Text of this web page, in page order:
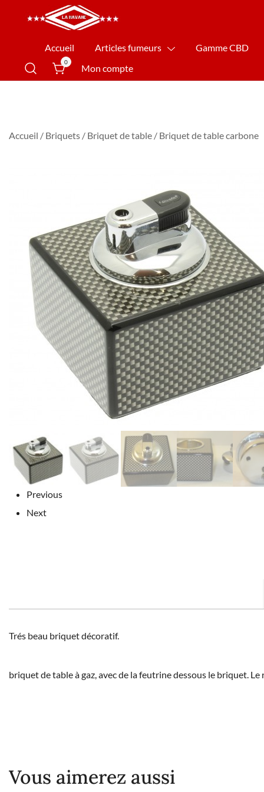
La Havane Nîmes
Accueil Articles fumeurs Gamme CBD
0
Mon compte
Accueil / Briquets / Briquet de table / Briquet de table carbone
Previous
Next
Trés beau briquet décoratif.
briquet de table à gaz, avec de la feutrine dessous le briquet.
Vous aimerez aussi